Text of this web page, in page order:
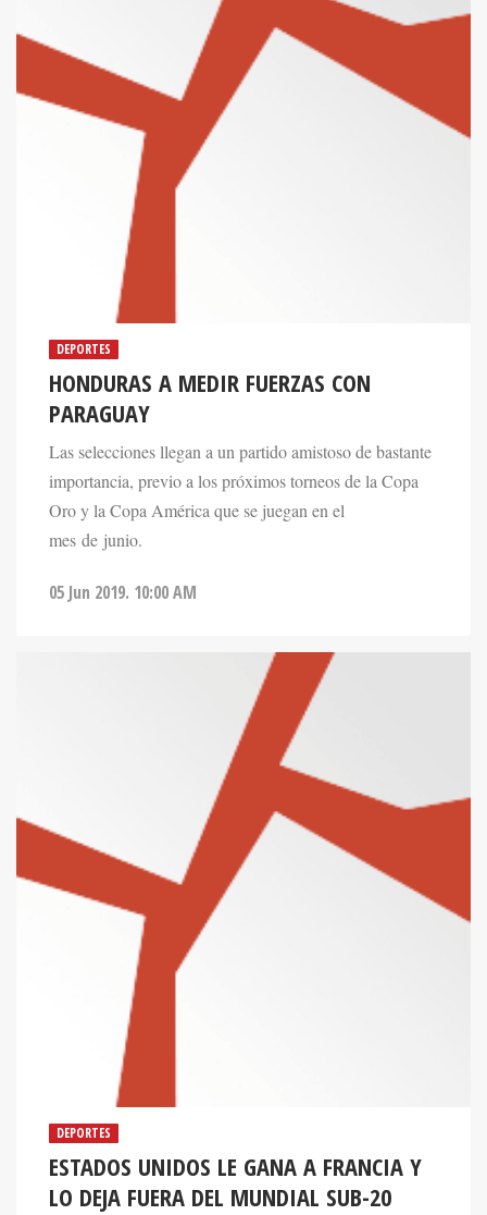
DEPORTES
HONDURAS A MEDIR FUERZAS CON
PARAGUAY
Las selecciones llegan a un partido amistoso de bastante
importancia, previo a los próximos torneos de la Copa
Oro y la Copa América que se juegan en el
mes de junio.
05 Jun 2019. 10:00 AM
DEPORTES
ESTADOS UNIDOS LE GANA A FRANCIA Y
LO DEJA FUERA DEL MUNDIAL SUB-20